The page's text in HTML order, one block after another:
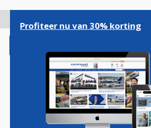
gaan
Magazine Podcasts
Profiteer nu van 30% korting